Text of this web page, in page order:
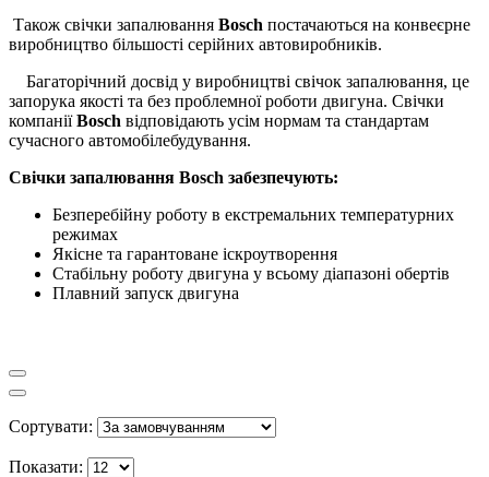
Також свічки запалювання Bosch постачаються на конвеєрне
виробництво більшості серійних автовиробників.
Багаторічний досвід у виробництві свічок запалювання, це
запорука якості та без проблемної роботи двигуна. Свічки
компаніїBosch відповідають усім нормам та стандартам
сучасного автомобілебудування.
Свічки запалювання Bosch забезпечують:
Безперебійну роботу в екстремальних температурних
режимах
Якісне та гарантоване іскроутворення
Стабільну роботу двигуна у всьому діапазоні обертів
Плавний запуск двигуна
Сортувати:
Показати: